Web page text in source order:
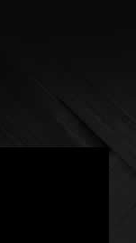
aan de
wat je nodig